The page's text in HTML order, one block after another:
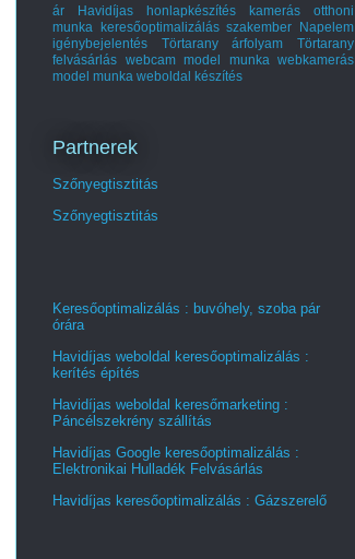
ár
Havidíjas honlapkészítés
kamerás otthoni
munka
keresőoptimalizálás szakember
Napelem
igénybejelentés
Törtarany árfolyam
Törtarany
felvásárlás
webcam model munka
webkamerás
model munka weboldal készítés
Partnerek
Szőnyegtisztitás
Szőnyegtisztitás
Keresőoptimalizálás : buvóhely, szoba pár
órára
Havidíjas weboldal keresőoptimalizálás :
kerítés építés
Havidíjas weboldal keresőmarketing :
Páncélszekrény szállítás
Havidíjas Google keresőoptimalizálás :
Elektronikai Hulladék Felvásárlás
Havidíjas keresőoptimalizálás : Gázszerelő